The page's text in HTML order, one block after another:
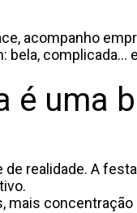
acompanho
complicada...
é uma
realidade. A
concentração